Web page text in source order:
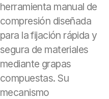
herramienta manual de
compresión diseñada
para la fijación rápida y
segura de materiales
mediante grapas
compuestas. Su
mecanismo